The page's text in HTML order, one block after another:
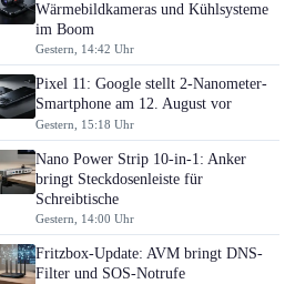
Wärmebildkameras und Kühlsysteme
im Boom
Gestern, 14:42 Uhr
Pixel 11: Google stellt 2-Nanometer-
Smartphone am 12. August vor
Gestern, 15:18 Uhr
Nano Power Strip 10-in-1: Anker
bringt Steckdosenleiste für
Schreibtische
Gestern, 14:00 Uhr
Fritzbox-Update: AVM bringt DNS-
Filter und SOS-Notrufe